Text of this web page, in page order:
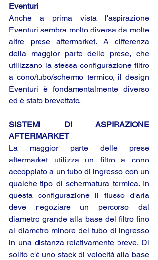
Eventuri
Anche a prima vista l'aspirazione
Eventuri sembra molto diversa da molte
altre prese aftermarket. A differenza
della maggior parte delle prese, che
utilizzano la stessa configurazione filtro
a cono/tubo/schermo termico, il design
Eventuri è fondamentalmente diverso
ed è stato brevettato.
SISTEMI DI ASPIRAZIONE
AFTERMARKET
La maggior parte delle prese
aftermarket utilizza un filtro a cono
accoppiato a un tubo di ingresso con un
qualche tipo di schermatura termica. In
questa configurazione il flusso d'aria
deve negoziare un percorso dal
diametro grande alla base del filtro fino
al diametro minore del tubo di ingresso
in una distanza relativamente breve. Di
solito c'è uno stack di velocità alla base